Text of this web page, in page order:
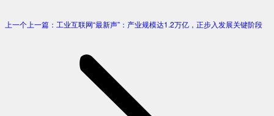
上一个 上一篇： 工业互联网“最新声”：产业规模达1.2万亿，正步入发展关键阶段